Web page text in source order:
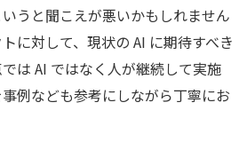
うと聞こえが悪いかもしれません
に対して、現状の AI に期待すべき
は AI ではなく人が継続して実施
例なども参考にしながら丁寧にお